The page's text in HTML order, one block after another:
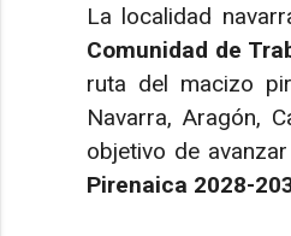
La localidad
Comunidad de
ruta del macizo
Navarra, Aragón,
objetivo de
Pirenaica 2028-